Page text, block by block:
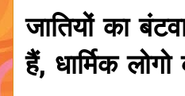
जातियों का
हैं, धार्मिक